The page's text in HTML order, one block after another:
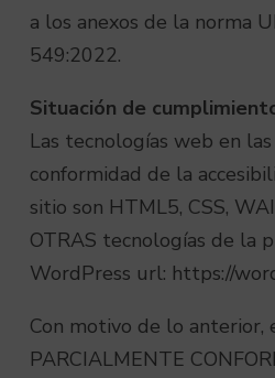
a los anexos de la norma
549:2022.
Situación de
Las tecnologías web en
conformidad de la
sitio son HTML5, CSS,
OTRAS tecnologías de la
WordPress url: https://
Con motivo de lo anterior,
PARCIALMENTE